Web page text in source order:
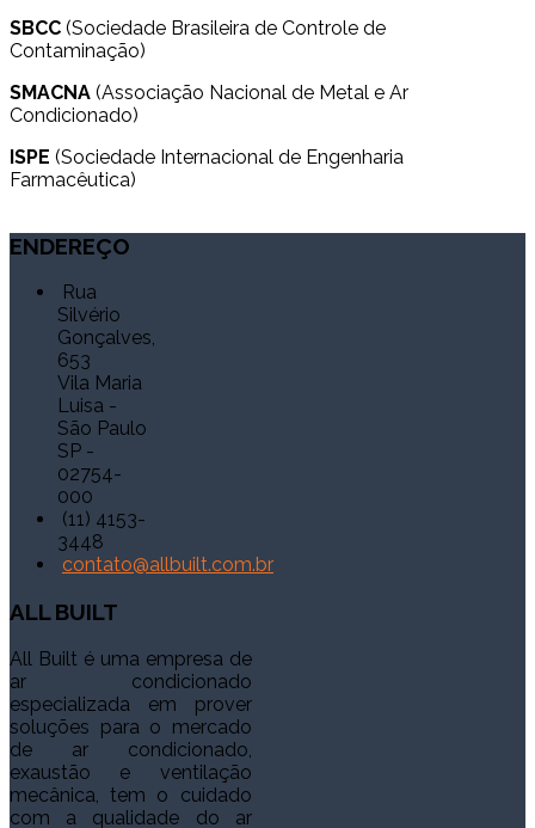
SBCC (Sociedade Brasileira de Controle de
Contaminação)
SMACNA (Associação Nacional de Metal e Ar
Condicionado)
ISPE (Sociedade Internacional de Engenharia
Farmacêutica)
ENDEREÇO
Rua
Silvério
Gonçalves,
653
Vila Maria
Luisa -
São Paulo
SP -
02754-
000
(11) 4153-
3448
contato@allbuilt.com.br
ALLBUILT
All Built é uma empresa de
ar condicionado
especializada em prover
soluções para o mercado
de ar condicionado,
exaustão e ventilação
mecânica, tem o cuidado
com a qualidade do ar